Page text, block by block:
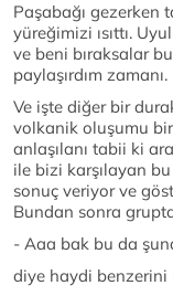
Paşabağı gezerken
yüreğimizi ısıttı.
ve beni bıraksalar
paylaşırdım zamanı.
Ve işte diğer bir
volkanik oluşumu
anlaşılanı tabii ki
ile bizi karşılayan
sonuç veriyor ve
Bundan sonra
- Aaa bak bu da
diye haydi benzerini